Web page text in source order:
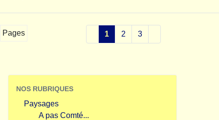
Pages 1 2 3
NOS RUBRIQUES
Paysages
A pas Comté...